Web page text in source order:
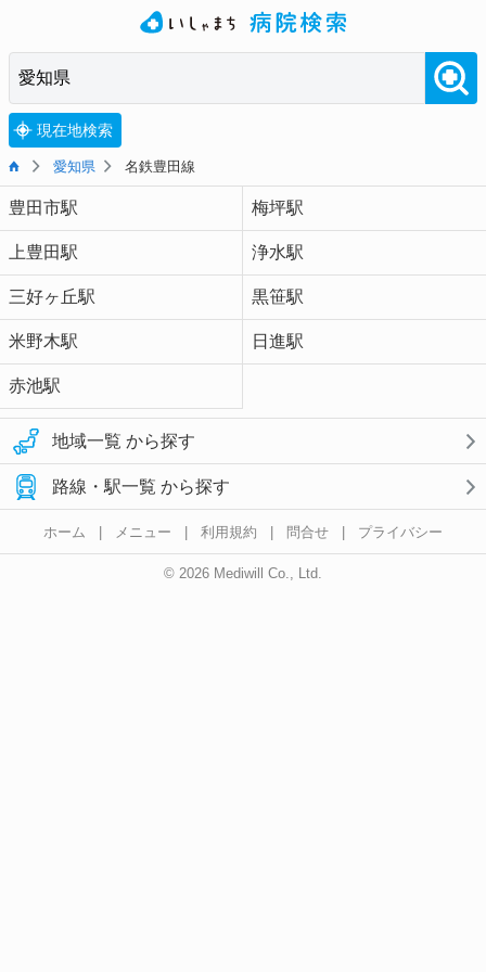
現在地検索
愛知県 名鉄豊田線
豊田市駅 梅坪駅
上豊田駅 浄水駅
三好ヶ丘駅 黒笹駅
米野木駅 日進駅
赤池駅
地域一覧 から探す
路線・駅一覧 から探す
ホーム | メニュー | 利用規約 | 問合せ | プライバシー
© 2026 Mediwill Co., Ltd.